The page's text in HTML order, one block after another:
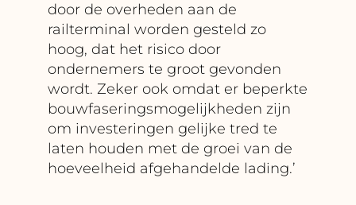
door de overheden aan de
railterminal worden gesteld zo
hoog, dat het risico door
ondernemers te groot gevonden
wordt. Zeker ook omdat er beperkte
bouwfaseringsmogelijkheden zijn
om investeringen gelijke tred te
laten houden met de groei van de
hoeveelheid afgehandelde lading.’